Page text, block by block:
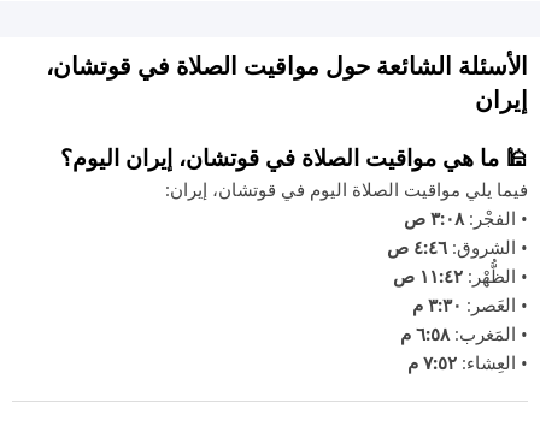
الأسئلة الشائعة حول مواقيت الصلاة في قوتشان،
إيران
🕌 ما هي مواقيت الصلاة في قوتشان، إيران اليوم؟
فيما يلي مواقيت الصلاة اليوم في قوتشان، إيران:
• الفجْر:٣:٠٨ ص
• الشروق: ٤:٤٦ ص
• الظُّهْر: ١١:٤٢ ص
• العَصر: ٣:٣٠ م
• المَغرب:٦:٥٨ م
• العِشاء: ٧:٥٢ م